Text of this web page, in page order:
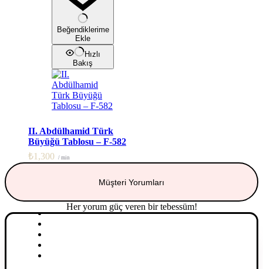
sayfasından
seçilebilir
Beğendiklerime
Ekle
Hızlı
Bakış
II. Abdülhamid Türk
Büyüğü Tablosu – F-582
₺1,300 / min
Müşteri Yorumları
Her yorum güç veren bir tebessüm!